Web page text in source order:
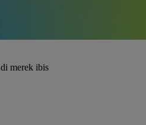
di merek ibis